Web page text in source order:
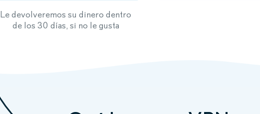
Le devolveremos su dinero dentro
de los 30 días, si no le gusta